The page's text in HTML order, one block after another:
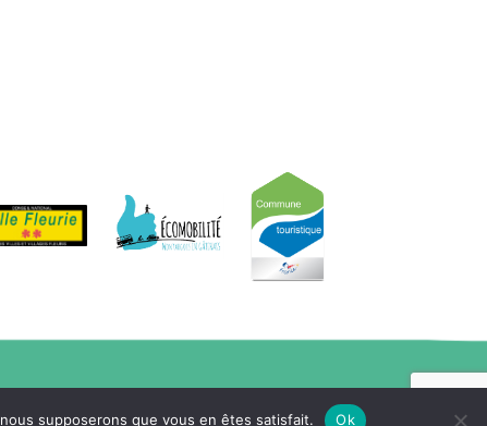
supposerons que vous en êtes satisfait. Ok